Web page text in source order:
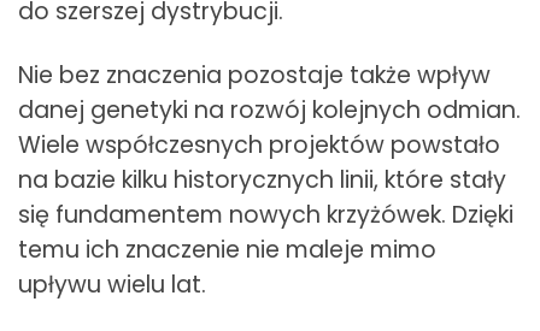
do szerszej dystrybucji.
Nie bez znaczenia pozostaje także wpływ
danej genetyki na rozwój kolejnych odmian.
Wiele współczesnych projektów powstało
na bazie kilku historycznych linii, które stały
się fundamentem nowych krzyżówek. Dzięki
temu ich znaczenie nie maleje mimo
upływu wielu lat.